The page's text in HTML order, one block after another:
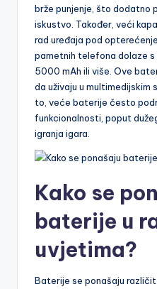
brže punjenje, što dodatno
iskustvo. Također, veći
rad uređaja pod
pametnih telefona dolaze
5000 mAh ili više. Ove
da uživaju u multimedijskim
to, veće baterije često
funkcionalnosti, poput
igranja igara.
Kako se
baterije u
uvjetima?
Baterije se ponašaju